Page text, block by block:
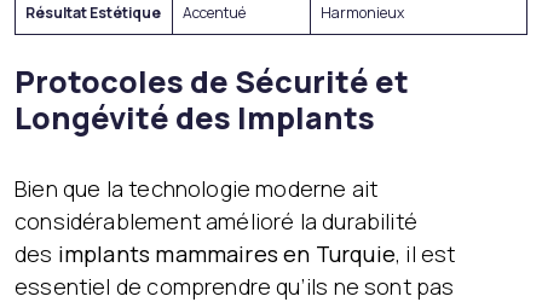
Résultat Estétique Accentué Harmonieux
Protocoles de Sécurité et
Longévité des Implants
Bien que la technologie moderne ait
considérablement amélioré la durabilité
des implants mammaires en Turquie, il est
essentiel de comprendre qu’ils ne sont pas